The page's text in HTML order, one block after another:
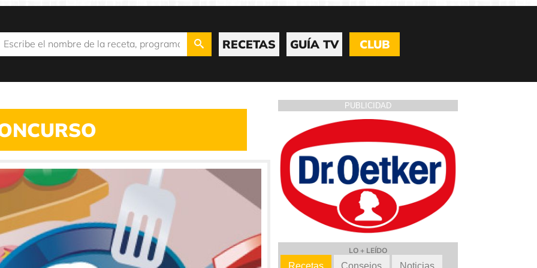
RECETAS GUÍA TV CLUB
PUBLICIDAD
LO + LEÍDO